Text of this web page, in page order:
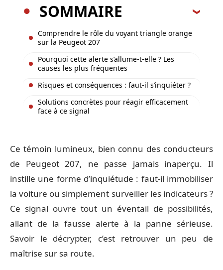
SOMMAIRE
Comprendre le rôle du voyant triangle orange
sur la Peugeot 207
Pourquoi cette alerte s’allume-t-elle ? Les
causes les plus fréquentes
Risques et conséquences : faut-il s’inquiéter ?
Solutions concrètes pour réagir efficacement
face à ce signal
Ce témoin lumineux, bien connu des conducteurs
de Peugeot 207, ne passe jamais inaperçu. Il
instille une forme d’inquiétude : faut-il immobiliser
la voiture ou simplement surveiller les indicateurs ?
Ce signal ouvre tout un éventail de possibilités,
allant de la fausse alerte à la panne sérieuse.
Savoir le décrypter, c’est retrouver un peu de
maîtrise sur sa route.